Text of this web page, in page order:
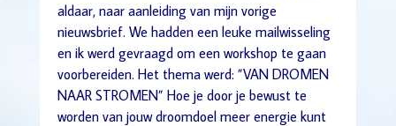
aldaar, naar aanleiding van mijn vorige
nieuwsbrief. We hadden een leuke mailwisseling
en ik werd gevraagd om een workshop te gaan
voorbereiden. Het thema werd: ”VAN DROMEN
NAAR STROMEN” Hoe je door je bewust te
worden van jouw droomdoel meer energie kunt